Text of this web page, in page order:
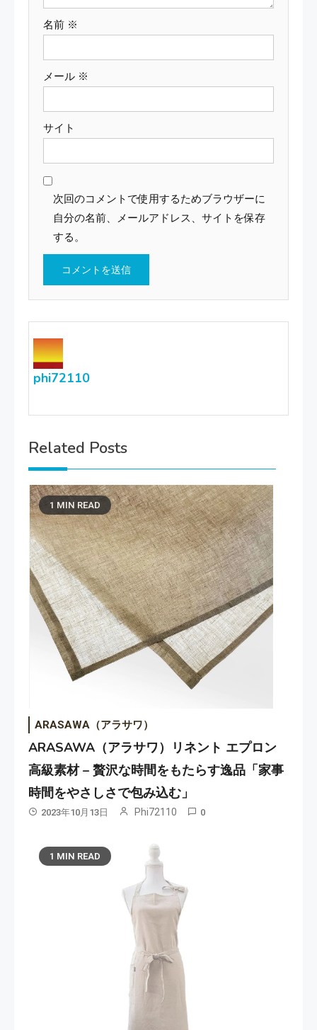
名前 ※
メール ※
サイト
次回のコメントで使用するためブラウザーに
自分の名前、メールアドレス、サイトを保存
する。
phi72110
Related Posts
1 MIN READ
ARASAWA（アラサワ）
ARASAWA（アラサワ）リネント エプロン
高級素材 – 贅沢な時間をもたらす逸品「家事
時間をやさしさで包み込む」
2023年10月13日 Phi72110 0
1 MIN READ